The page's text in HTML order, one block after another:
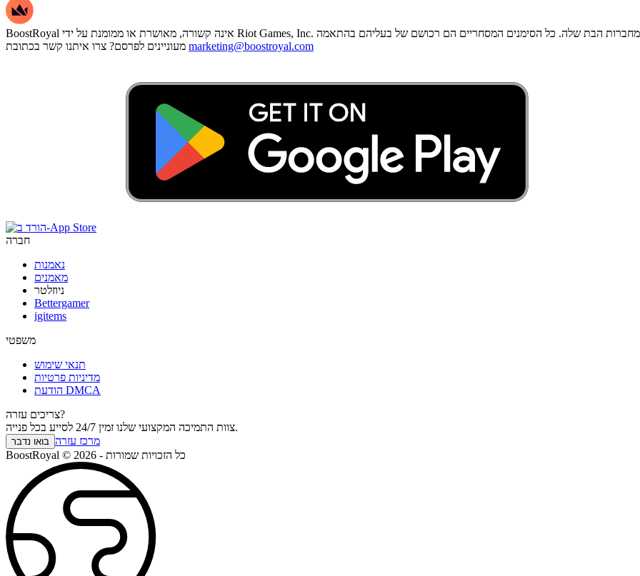
marketing@boostroyal.com
חברה
נאמנות
מאמנים
ניוזלטר
Bettergamer
igitems
משפטי
תנאי שימוש
מדיניות פרטיות
הודעת DMCA
צריכים עזרה?
צוות התמיכה המקצועי שלנו זמין 24/7 לסייע בכל פנייה.
בואו נדבר מרכז עזרה
BoostRoyal © 2026 - כל הזכויות שמורות